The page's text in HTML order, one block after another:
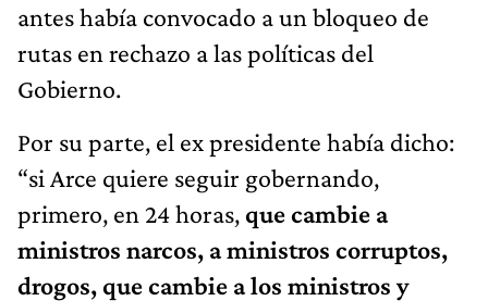
antes había convocado a un bloqueo de
rutas en rechazo a las políticas del
Gobierno.
Por su parte, el ex presidente había dicho:
“si Arce quiere seguir gobernando,
primero, en 24 horas, que cambie a
ministros narcos, a ministros corruptos,
drogos, que cambie a los ministros y